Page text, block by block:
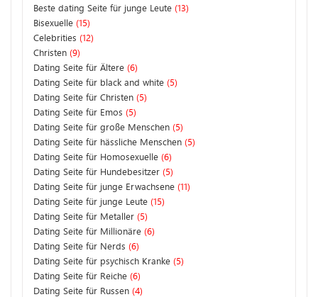
Beste dating Seite für junge Leute (13)
Bisexuelle (15)
Celebrities (12)
Christen (9)
Dating Seite für Ältere (6)
Dating Seite für black and white (5)
Dating Seite für Christen (5)
Dating Seite für Emos (5)
Dating Seite für große Menschen (5)
Dating Seite für hässliche Menschen (5)
Dating Seite für Homosexuelle (6)
Dating Seite für Hundebesitzer (5)
Dating Seite für junge Erwachsene (11)
Dating Seite für junge Leute (15)
Dating Seite für Metaller (5)
Dating Seite für Millionäre (6)
Dating Seite für Nerds (6)
Dating Seite für psychisch Kranke (5)
Dating Seite für Reiche (6)
Dating Seite für Russen (4)